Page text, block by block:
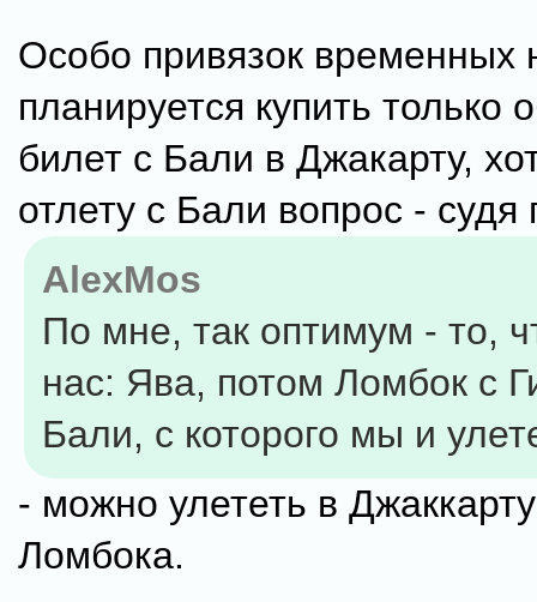
Особо привязок временных
планируется купить только
билет с Бали в Джакарту,
отлету с Бали вопрос - судя
AlexMos
По мне, так оптимум - то,
нас: Ява, потом Ломбок с
Бали, с которого мы и
- можно улететь в
Ломбока.